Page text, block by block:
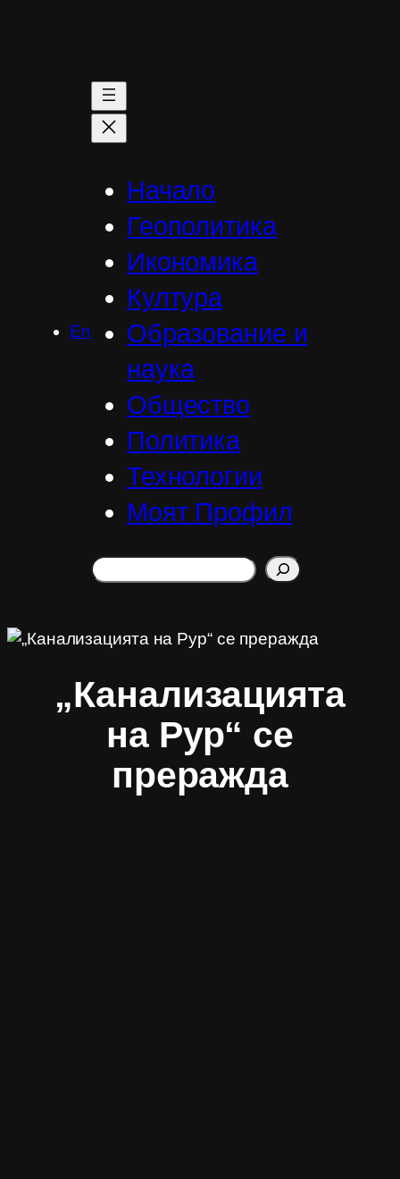
En
Начало
Геополитика
Икономика
Култура
Образование и
наука
Общество
Политика
Технологии
Моят Профил
Search
„Канализацията
на Рур“ се
преражда